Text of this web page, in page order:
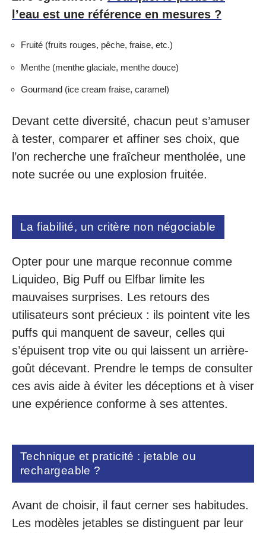
l’eau est une référence en mesures ?
Fruité (fruits rouges, pêche, fraise, etc.)
Menthe (menthe glaciale, menthe douce)
Gourmand (ice cream fraise, caramel)
Devant cette diversité, chacun peut s’amuser
à tester, comparer et affiner ses choix, que
l’on recherche une fraîcheur mentholée, une
note sucrée ou une explosion fruitée.
La fiabilité, un critère non négociable
Opter pour une marque reconnue comme
Liquideo, Big Puff ou Elfbar limite les
mauvaises surprises. Les retours des
utilisateurs sont précieux : ils pointent vite les
puffs qui manquent de saveur, celles qui
s’épuisent trop vite ou qui laissent un arrière-
goût décevant. Prendre le temps de consulter
ces avis aide à éviter les déceptions et à viser
une expérience conforme à ses attentes.
Technique et praticité : jetable ou
rechargeable ?
Avant de choisir, il faut cerner ses habitudes.
Les modèles jetables se distinguent par leur